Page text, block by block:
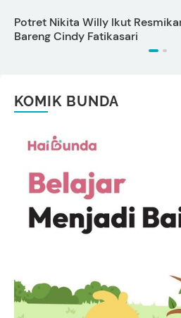
Potret Nikita Willy Ikut
Bareng Cindy Fatikasari
KOMIK BUNDA